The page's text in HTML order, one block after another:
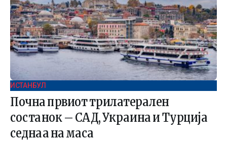
ИСТАНБУЛ
Почна првиот трилатерален
состанок – САД, Украина и Турција
седнаа на маса